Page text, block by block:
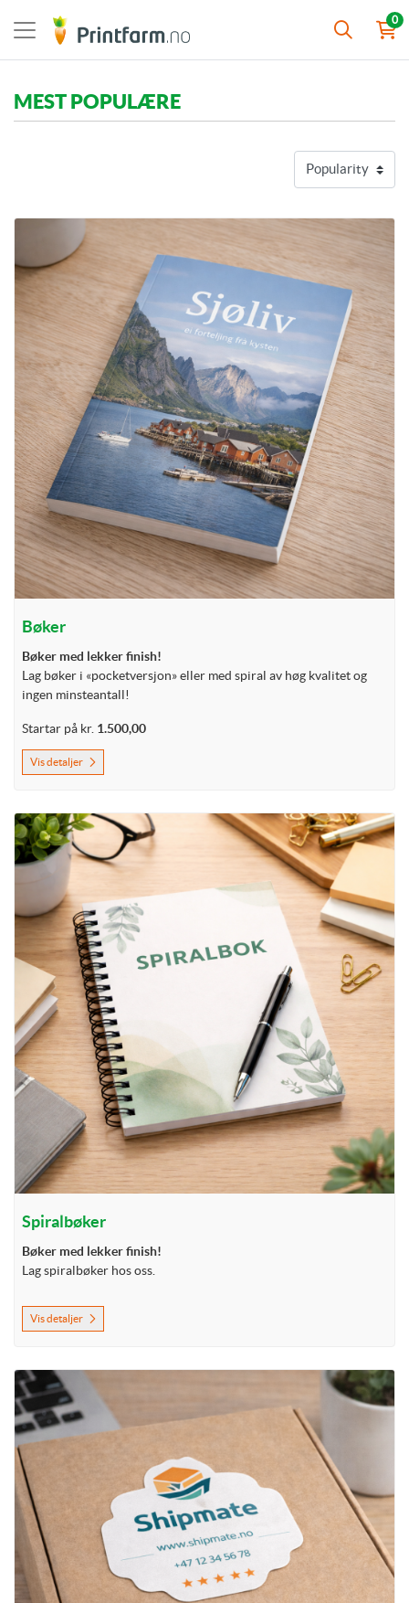
0
MEST POPULÆRE
Bøker
Bøker med lekker finish!
Lag bøker i «pocketversjon» eller med spiral av høg kvalitet og
ingen minsteantall!
Startar på kr. 1.500,00
Vis detaljer
Spiralbøker
Bøker med lekker finish!
Lag spiralbøker hos oss.
Vis detaljer
Vis detaljer Spiralbøker
Vis detaljer Etikett